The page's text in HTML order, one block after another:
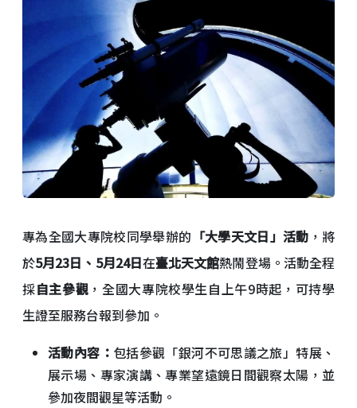
專為全國大專院校同學舉辦的 「大學天文日」活動 ，將
於5月23日、5月24日在臺北天文館熱鬧登場。活動全程
採自主參觀 ，全國大專院校學生自上午9時起，可持學
生證至服務台報到參加。
活動內容： 包括參觀「銀河不可思議之旅」特展、
展示場、專家演講、專業望遠鏡日間觀察太陽，並
參加夜間觀星等活動。